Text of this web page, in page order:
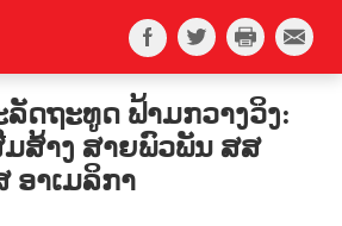
ດຖະທູດ ຟ້າມກວາງວິງ:
ມສ້າງ ສາຍພົວພັນ ສສ
ອາເມລິກາ